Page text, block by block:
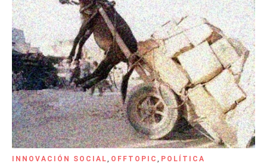
INNOVACIÓN SOCIAL OFFTOPIC POLÍTICA